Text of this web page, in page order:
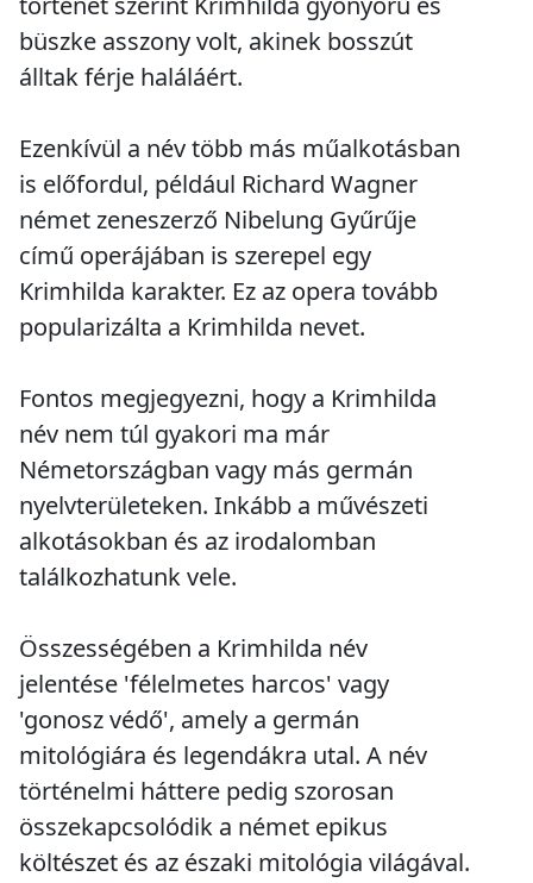
büszke asszony volt, akinek bosszút
álltak férje haláláért.
Ezenkívül a név több más műalkotásban
is előfordul, például Richard Wagner
német zeneszerző Nibelung Gyűrűje
című operájában is szerepel egy
Krimhilda karakter. Ez az opera tovább
popularizálta a Krimhilda nevet.
Fontos megjegyezni, hogy a Krimhilda
név nem túl gyakori ma már
Németországban vagy más germán
nyelvterületeken. Inkább a művészeti
alkotásokban és az irodalomban
találkozhatunk vele.
Összességében a Krimhilda név
jelentése 'félelmetes harcos' vagy
'gonosz védő', amely a germán
mitológiára és legendákra utal. A név
történelmi háttere pedig szorosan
összekapcsolódik a német epikus
költészet és az északi mitológia világával.